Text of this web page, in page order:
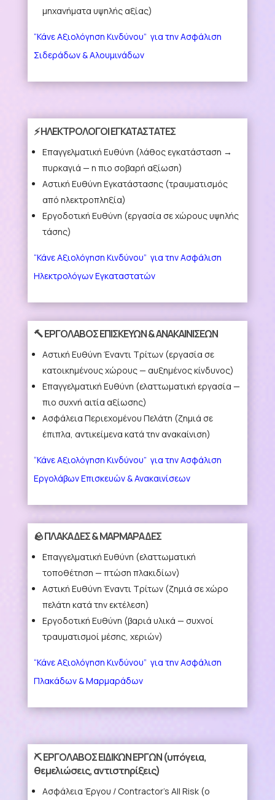
μηχανήματα υψηλής αξίας)
“Κάνε Αξιολόγηση Κινδύνου” για την Ασφάλιση
Σιδεράδων & Αλουμινάδων
⚡ ΗΛΕΚΤΡΟΛΟΓΟΙ ΕΓΚΑΤΑΣΤΑΤΕΣ
Επαγγελματική Ευθύνη (λάθος εγκατάσταση →
πυρκαγιά — η πιο σοβαρή αξίωση)
Αστική Ευθύνη Εγκατάστασης (τραυματισμός
από ηλεκτροπληξία)
Εργοδοτική Ευθύνη (εργασία σε χώρους υψηλής
τάσης)
“Κάνε Αξιολόγηση Κινδύνου” για την Ασφάλιση
Ηλεκτρολόγων Εγκαταστατών
🔨 ΕΡΓΟΛΑΒΟΣ ΕΠΙΣΚΕΥΩΝ & ΑΝΑΚΑΙΝΙΣΕΩΝ
Αστική Ευθύνη Έναντι Τρίτων (εργασία σε
κατοικημένους χώρους — αυξημένος κίνδυνος)
Επαγγελματική Ευθύνη (ελαττωματική εργασία —
πιο συχνή αιτία αξίωσης)
Ασφάλεια Περιεχομένου Πελάτη (ζημιά σε
έπιπλα, αντικείμενα κατά την ανακαίνιση)
“Κάνε Αξιολόγηση Κινδύνου” για την Ασφάλιση
Εργολάβων Επισκευών & Ανακαινίσεων
🪨 ΠΛΑΚΑΔΕΣ & ΜΑΡΜΑΡΑΔΕΣ
Επαγγελματική Ευθύνη (ελαττωματική
τοποθέτηση — πτώση πλακιδίων)
Αστική Ευθύνη Έναντι Τρίτων (ζημιά σε χώρο
πελάτη κατά την εκτέλεση)
Εργοδοτική Ευθύνη (βαριά υλικά — συχνοί
τραυματισμοί μέσης, χεριών)
“Κάνε Αξιολόγηση Κινδύνου” για την Ασφάλιση
Πλακάδων & Μαρμαράδων
⛏️ ΕΡΓΟΛΑΒΟΣ ΕΙΔΙΚΩΝ ΕΡΓΩΝ(υπόγεια,
θεμελιώσεις, αντιστηρίξεις)
Ασφάλεια Έργου / Contractor’s All Risk (ο